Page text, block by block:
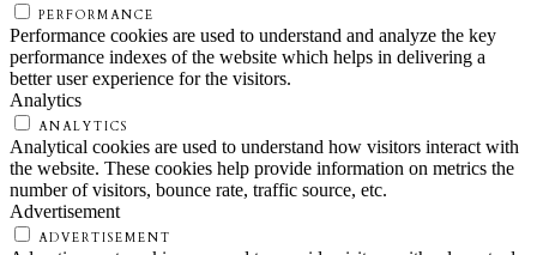
PERFORMANCE
Performance cookies are used to understand and analyze the key
performance indexes of the website which helps in delivering a
better user experience for the visitors.
Analytics
ANALYTICS
Analytical cookies are used to understand how visitors interact with
the website. These cookies help provide information on metrics the
number of visitors, bounce rate, traffic source, etc.
Advertisement
ADVERTISEMENT